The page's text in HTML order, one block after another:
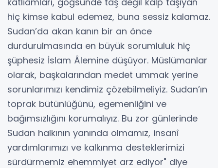
hiç kimse kabul edemez, buna sessiz kalamaz.
Sudan’da akan kanın bir an önce
durdurulmasında en büyük sorumluluk hiç
şüphesiz İslam Âlemine düşüyor. Müslümanlar
olarak, başkalarından medet ummak yerine
sorunlarımızı kendimiz çözebilmeliyiz. Sudan’ın
toprak bütünlüğünü, egemenliğini ve
bağımsızlığını korumalıyız. Bu zor günlerinde
Sudan halkının yanında olmamız, insanî
yardımlarımızı ve kalkınma desteklerimizi
sürdürmemiz ehemmiyet arz ediyor" diye